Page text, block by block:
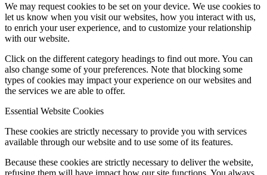
Menu Menu
We may request cookies to be set on your device. We use cookies to
let us know when you visit our websites, how you interact with us,
to enrich your user experience, and to customize your relationship
with our website.
Click on the different category headings to find out more. You can
also change some of your preferences. Note that blocking some
types of cookies may impact your experience on our websites and
the services we are able to offer.
Essential Website Cookies
These cookies are strictly necessary to provide you with services
available through our website and to use some of its features.
Because these cookies are strictly necessary to deliver the website,
refusing them will have impact how our site functions. You always